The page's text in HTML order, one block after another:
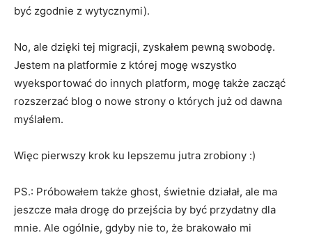
być zgodnie z wytycznymi).
No, ale dzięki tej migracji, zyskałem pewną swobodę.
Jestem na platformie z której mogę wszystko
wyeksportować do innych platform, mogę także zacząć
rozszerzać blog o nowe strony o których już od dawna
myślałem.
Więc pierwszy krok ku lepszemu jutra zrobiony :)
PS.: Próbowałem także ghost, świetnie działał, ale ma
jeszcze mała drogę do przejścia by być przydatny dla
mnie. Ale ogólnie, gdyby nie to, że brakowało mi